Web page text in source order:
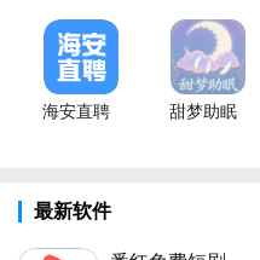
海安直聘 甜梦助眠
最新软件